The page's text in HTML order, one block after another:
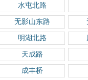
水屯北路
无影山东路
明湖北路
天成路
成丰桥